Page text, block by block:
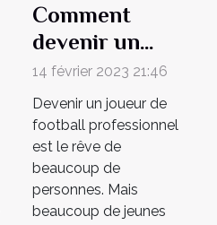
Comment
devenir un
footballeur
professionnel
?
14 février 2023 21:46
Devenir un joueur de
football professionnel
est le rêve de
beaucoup de
personnes. Mais
beaucoup de jeunes